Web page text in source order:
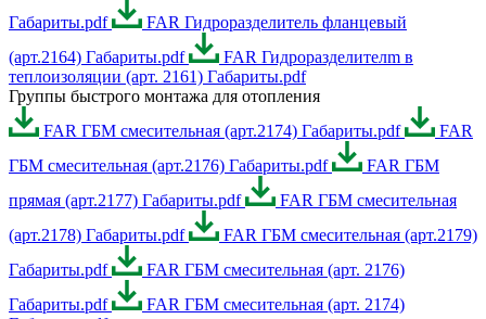
Габариты.pdf
FAR Гидроразделитель фланцевый
(арт.2164) Габариты.pdf
FAR Гидроразделителm в
теплоизоляции (арт. 2161) Габариты.pdf
Группы быстрого монтажа для отопления
FAR ГБМ смесительная (арт.2174) Габариты.pdf
FAR
ГБМ смесительная (арт.2176) Габариты.pdf
FAR ГБМ
прямая (арт.2177) Габариты.pdf
FAR ГБМ смесительная
(арт.2178) Габариты.pdf
FAR ГБМ смесительная (арт.2179)
Габариты.pdf
FAR ГБМ смесительная (арт. 2176)
Габариты.pdf
FAR ГБМ смесительная (арт. 2174)